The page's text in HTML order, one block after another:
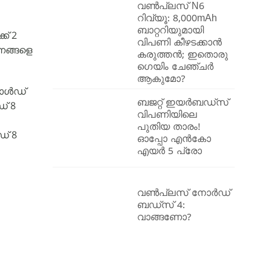
2
8
8
വൺപ്ലസ് N6
റിവ്യൂ: 8,000mAh
ബാറ്ററിയുമായി
വിപണി കീഴടക്കാൻ
കരുത്തൻ; ഇതൊരു
ഗെയിം ചേഞ്ചർ
ആകുമോ?
ബജറ്റ് ഇയർബഡ്സ്
വിപണിയിലെ
പുതിയ താരം!
ഓപ്പോ എൻകോ
എയർ 5 പ്രോ
വൺപ്ലസ് നോർഡ്
ബഡ്‌സ് 4:
വാങ്ങണോ?